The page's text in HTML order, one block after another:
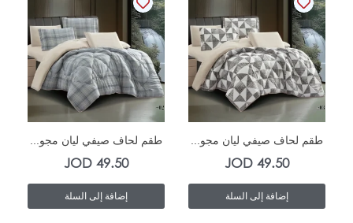
In Stock
طقم لحاف صيفي ليان مجو...
49.50
JOD
إضافة إلى السلة
In Stock
طقم لحاف صيفي ليان مجو...
49.50
JOD
إضافة إلى السلة